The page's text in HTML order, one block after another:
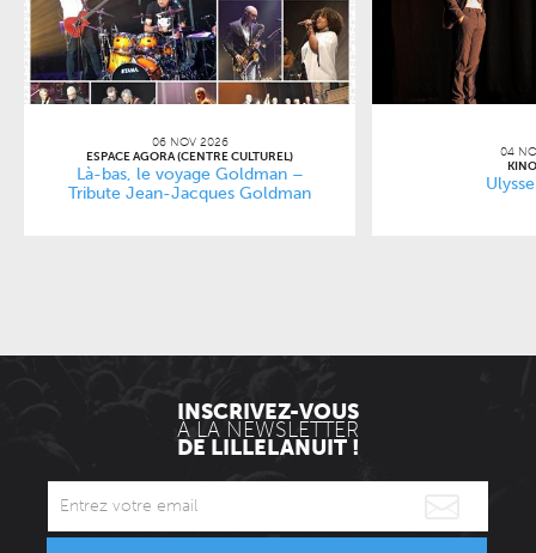
06 NOV 2026
ESPACE AGORA (CENTRE CULTUREL)
Là-bas, le voyage Goldman –
Tribute Jean-Jacques Goldman
04
INSCRIVEZ-VOUS
À LA NEWSLETTER
DE LILLELANUIT !